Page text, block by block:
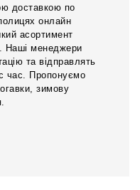
доставкою по
онлайн
асортимент
Наші менеджери
та відправлять
час. Пропонуємо
зимову